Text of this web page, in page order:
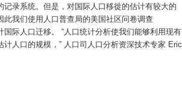
录系统。但是，对国际人口移徙的估计有较大的
我们使用人口普查局的美国社区问卷调查
际人口迁移。 “人口统计分析使我们能够利用现有
人口的规模，” 人口司人口分析资深技术专家 Eric